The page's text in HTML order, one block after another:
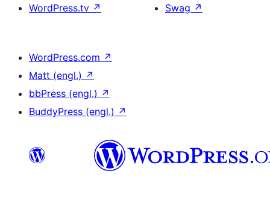
WordPress.tv ↗
Swag ↗
WordPress.com ↗
Matt (engl.) ↗
bbPress (engl.) ↗
BuddyPress (engl.) ↗